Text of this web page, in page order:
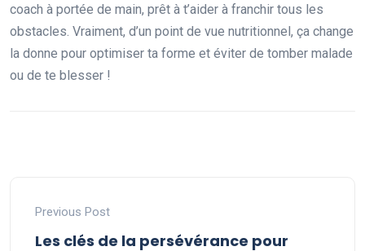
coach à portée de main, prêt à t’aider à franchir tous les
obstacles. Vraiment, d’un point de vue nutritionnel, ça change
la donne pour optimiser ta forme et éviter de tomber malade
ou de te blesser !
Previous Post
Les clés de la persévérance pour